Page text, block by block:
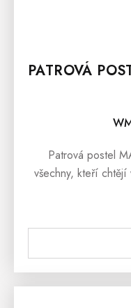
PATROVÁ
Patrová postel
všechny, kteří
postel